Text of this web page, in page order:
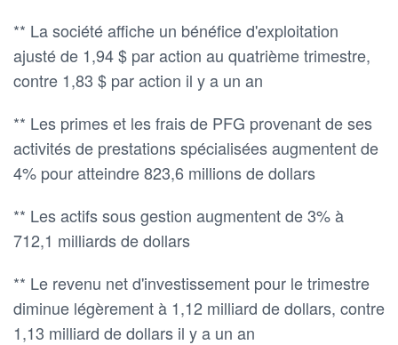
** La société affiche un bénéfice d'exploitation
ajusté de 1,94 $ par action au quatrième trimestre,
contre 1,83 $ par action il y a un an
** Les primes et les frais de PFG provenant de ses
activités de prestations spécialisées augmentent de
4% pour atteindre 823,6 millions de dollars
** Les actifs sous gestion augmentent de 3% à
712,1 milliards de dollars
** Le revenu net d'investissement pour le trimestre
diminue légèrement à 1,12 milliard de dollars, contre
1,13 milliard de dollars il y a un an